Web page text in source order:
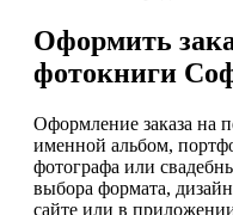
Оформить
фотокниги
Оформление заказа на
именной альбом,
фотографа или
выбора формата,
сайте или в